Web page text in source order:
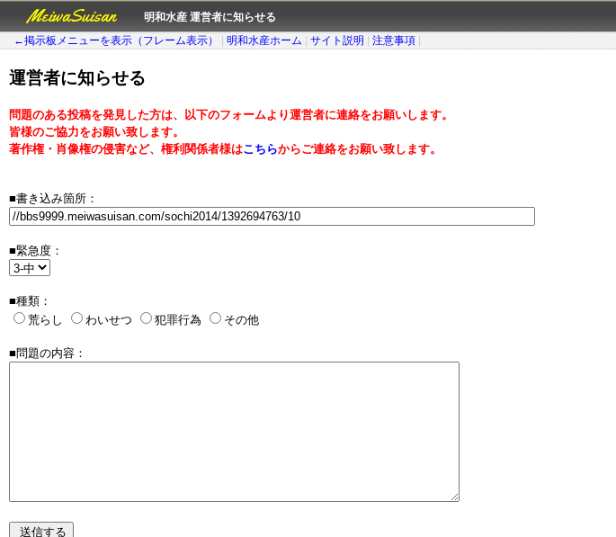
MeiwaSuisan
明和水産 運営者に知らせる
←掲示板メニューを表示（フレーム表示）
明和水産ホーム サイト説明 注意事項
運営者に知らせる
問題のある投稿を発見した方は、以下のフォームより運営者に連絡をお願いします。
皆様のご協力をお願い致します。
著作権・肖像権の侵害など、権利関係者様はこちらからご連絡をお願い致します。
■書き込み箇所：
■緊急度：
■種類：
荒らし
わいせつ 犯罪行為 その他
■問題の内容：